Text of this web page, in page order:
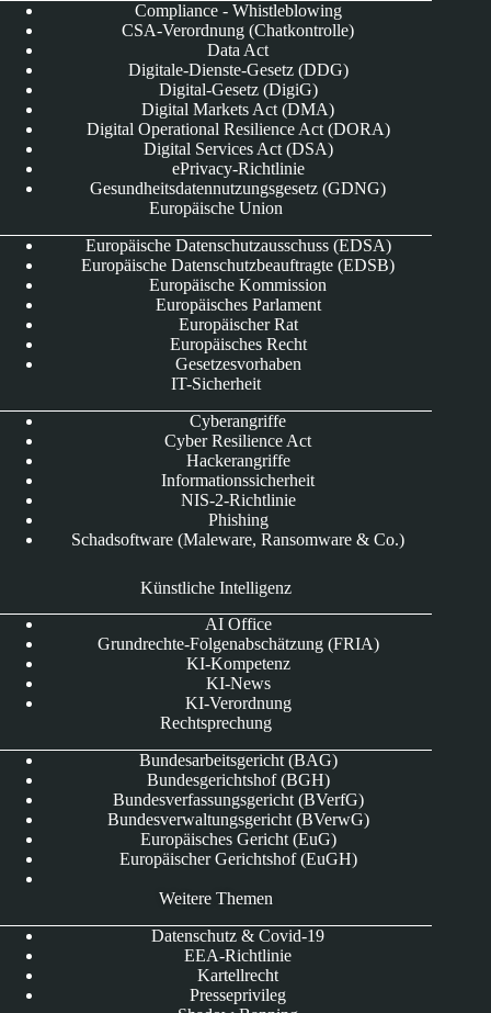
Compliance - Whistleblowing
CSA-Verordnung (Chatkontrolle)
Data Act
Digitale-Dienste-Gesetz (DDG)
Digital-Gesetz (DigiG)
Digital Markets Act (DMA)
Digital Operational Resilience Act (DORA)
Digital Services Act (DSA)
ePrivacy-Richtlinie
Gesundheitsdatennutzungsgesetz (GDNG)
Europäische Union
Europäische Datenschutzausschuss (EDSA)
Europäische Datenschutzbeauftragte (EDSB)
Europäische Kommission
Europäisches Parlament
Europäischer Rat
Europäisches Recht
Gesetzesvorhaben
IT-Sicherheit
Cyberangriffe
Cyber Resilience Act
Hackerangriffe
Informationssicherheit
NIS-2-Richtlinie
Phishing
Schadsoftware (Maleware, Ransomware & Co.)
Künstliche Intelligenz
AI Office
Grundrechte-Folgenabschätzung (FRIA)
KI-Kompetenz
KI-News
KI-Verordnung
Rechtsprechung
Bundesarbeitsgericht (BAG)
Bundesgerichtshof (BGH)
Bundesverfassungsgericht (BVerfG)
Bundesverwaltungsgericht (BVerwG)
Europäisches Gericht (EuG)
Europäischer Gerichtshof (EuGH)
Weitere Themen
Datenschutz & Covid-19
EEA-Richtlinie
Kartellrecht
Presseprivileg